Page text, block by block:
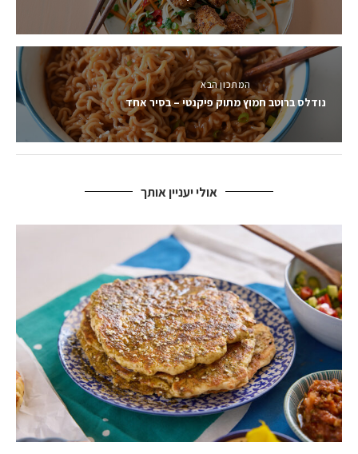
המתכון הבא
נודלס ברוטב חמוץ מתוק פיקנטי – בסיר אחד
אולי יעניין אותך